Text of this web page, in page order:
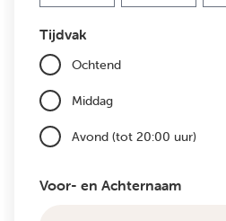
Tijdvak
Ochtend
Middag
Avond (tot 20:00 uur)
Voor- en Achternaam